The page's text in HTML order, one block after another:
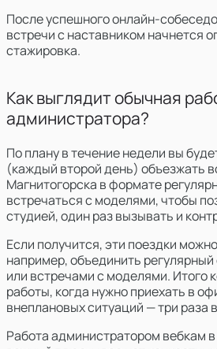
После успешного онлайн-
встречи с наставником начнется
стажировка.
Как выглядит обычная
администратора?
По плану в течение недели вы
(каждый второй день) объезжать
Магнитогорска в формате
встречаться с моделями, чтобы
студией, один раз вызывать и
Если получится, эти поездки
например, объединить
или встречами с моделями. Итого
работы, когда нужно приехать в
внеплановых ситуаций — три раза
Работа администратором вебкам